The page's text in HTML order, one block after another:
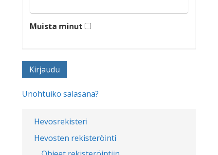
Hevosrekisteri
Hevosten rekisteröinti
Muista minut
Unohtuiko salasana?